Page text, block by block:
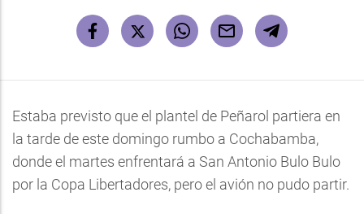
Estaba previsto que el plantel de Peñarol partiera en
la tarde de este domingo rumbo a Cochabamba,
donde el martes enfrentará a San Antonio Bulo Bulo
por la Copa Libertadores, pero el avión no pudo partir.